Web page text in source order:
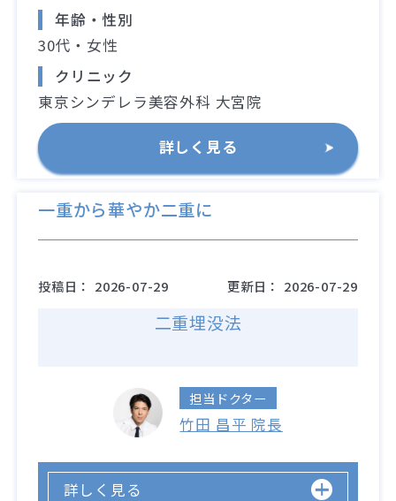
年齢・性別
30代・女性
クリニック
東京シンデレラ美容外科 大宮院
詳しく見る
一重から華やか二重に
投稿日： 2026-07-29 更新日： 2026-07-29
二重埋没法
担当ドクター
竹田 昌平 院長
詳しく見る